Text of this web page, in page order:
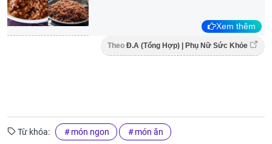
Xem thêm
Theo Đ.A (Tổng Hợp) | Phụ Nữ Sức Khỏe
Từ khóa: món ngon món ăn